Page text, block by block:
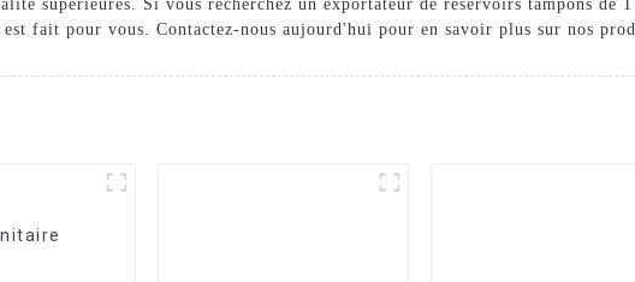
supérieures. Si vous recherchez un exportateur de réservoirs tampons de
fait pour vous. Contactez-nous aujourd'hui pour en savoir plus sur nos